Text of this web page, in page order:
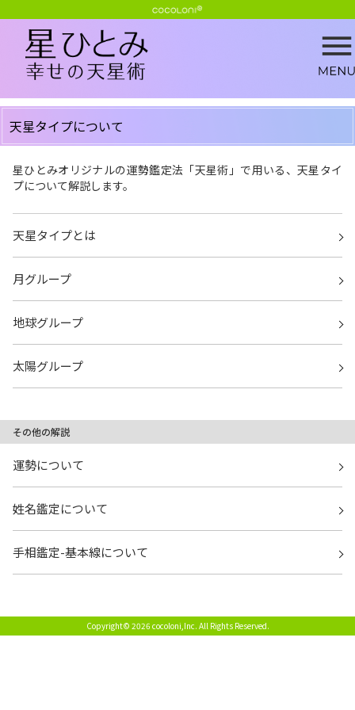
天星タイプについて
星ひとみオリジナルの運勢鑑定法「天星術」で用いる、天星タイ
プについて解説します。
天星タイプとは
月グループ
地球グループ
太陽グループ
その他の解説
運勢について
姓名鑑定について
手相鑑定-基本線について
Copyright© 2026 cocoloni,Inc. All Rights Reserved.